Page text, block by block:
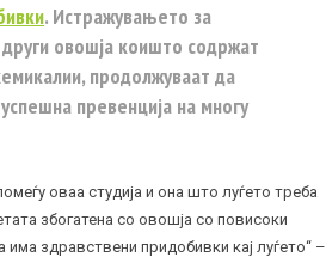
. Истражувањето за
овошја коишто содржат
продолжуваат да
превенција на многу
оваа студија и она што луѓето треба
збогатена со овошја со повисоки
здравствени придобивки кај луѓето“ –